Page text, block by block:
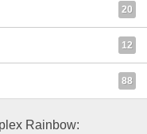
20
12
88
Rainbow: